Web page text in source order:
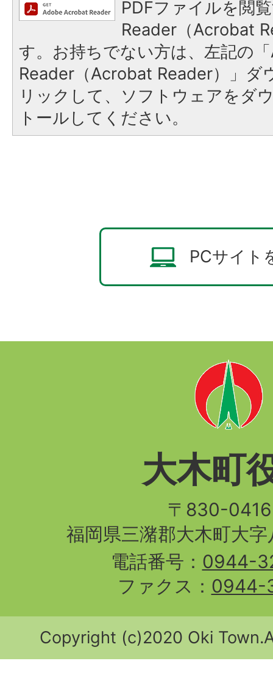
PDFファイルを閲
Reader（Acrobat
す。お持ちでない方は、左記の
Reader（Acrobat Reader）」ダ
リックして、ソフトウェアをダ
トールしてください。
PCサイト
大木町
〒830-
福岡県三潴郡大木町大
電話番号： 0944-
ファクス： 0944-
Copyright (c)2020 Oki